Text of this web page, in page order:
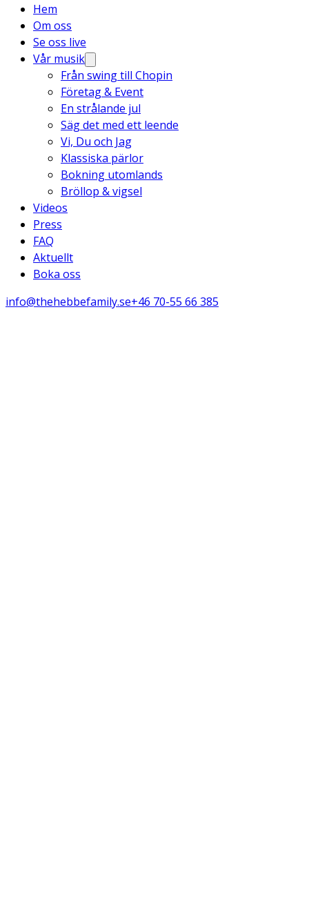
Hem
Om oss
Se oss live
Vår musik
Från swing till Chopin
Företag & Event
En strålande jul
Säg det med ett leende
Vi, Du och Jag
Klassiska pärlor
Bokning utomlands
Bröllop & vigsel
Videos
Press
FAQ
Aktuellt
Boka oss
info@thehebbefamily.se+46 70-55 66 385